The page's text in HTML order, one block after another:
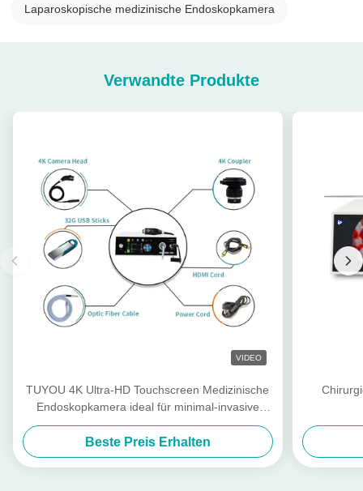
Laparoskopische medizinische Endoskopkamera
Verwandte Produkte
VIDEO
TUYOU 4K Ultra-HD Touchscreen Medizinische
Endoskopkamera ideal für minimal-invasive
Operationen
Beste Preis Erhalten